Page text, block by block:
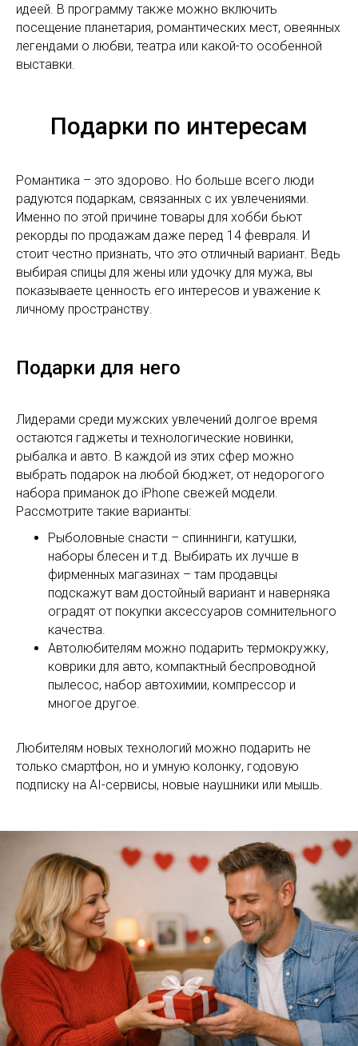
идеей. В программу также можно включить
посещение планетария, романтических мест, овеянных
легендами о любви, театра или какой-то особенной
выставки.
Подарки по интересам
Романтика – это здорово. Но больше всего люди
радуются подаркам, связанных с их увлечениями.
Именно по этой причине товары для хобби бьют
рекорды по продажам даже перед 14 февраля. И
стоит честно признать, что это отличный вариант. Ведь
выбирая спицы для жены или удочку для мужа, вы
показываете ценность его интересов и уважение к
личному пространству.
Подарки для него
Лидерами среди мужских увлечений долгое время
остаются гаджеты и технологические новинки,
рыбалка и авто. В каждой из этих сфер можно
выбрать подарок на любой бюджет, от недорогого
набора приманок до iPhone свежей модели.
Рассмотрите такие варианты:
Рыболовные снасти – спиннинги, катушки,
наборы блесен и т.д. Выбирать их лучше в
фирменных магазинах – там продавцы
подскажут вам достойный вариант и наверняка
оградят от покупки аксессуаров сомнительного
качества.
Автолюбителям можно подарить термокружку,
коврики для авто, компактный беспроводной
пылесос, набор автохимии, компрессор и
многое другое.
Любителям новых технологий можно подарить не
только смартфон, но и умную колонку, годовую
подписку на AI-сервисы, новые наушники или мышь.